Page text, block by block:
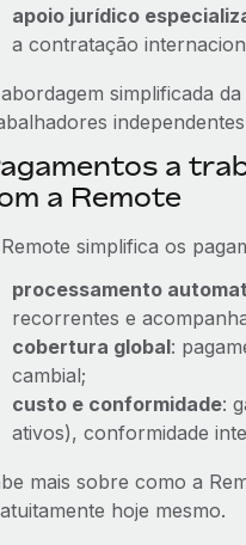
apoio jurídico
a contratação
simplificada
a
a Remote
simplifica os
processamento
recorrentes e
cobertura global:
cambial;
custo e conformidade:
ativos), conformidade
mais sobre como a
hoje mesmo.